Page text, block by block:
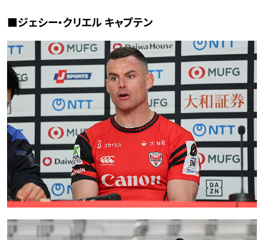
■ジェシー・クリエル キャプテン